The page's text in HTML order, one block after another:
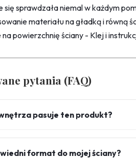
sprawdzała niemal w każdym
materiału na gładką i równą
powierzchnię ściany - Klej i
pytania (FAQ)
pasuje ten produkt?
format do mojej ściany?